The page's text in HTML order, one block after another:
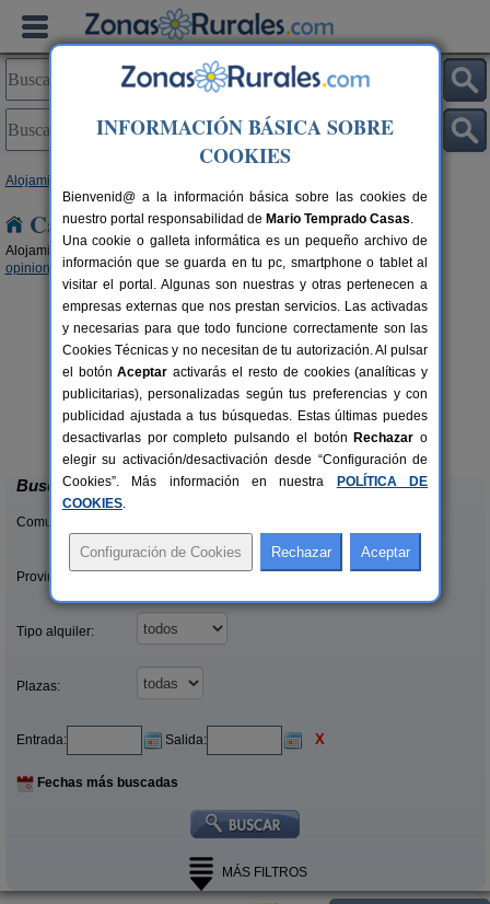
Alojamientos
Casas Rurales en Huesca
Alojamientos rurales para disfrutar del turismo rural en Huesca (
opiniones,9 con reserva online,5 con disponibilidad .)
6 pers.
desde25 €
Camping Alquézar
Alquézar (Huesca)
Buscar
Comunidades:
Provincias/Islas:
Tipo alquiler:
Plazas:
Entrada: Salida: X
Fechas más buscadas
MÁS FILTROS
INFORMACIÓN BÁSICA SOBRE
COOKIES
Bienvenid@ a la información básica sobre las cookies de
nuestro portal responsabilidad de Mario Temprado Casas.
Una cookie o galleta informática es un pequeño archivo de
información que se guarda en tu pc, smartphone o tablet al
visitar el portal. Algunas son nuestras y otras pertenecen a
empresas externas que nos prestan servicios. Las activadas
y necesarias para que todo funcione correctamente son las
Cookies Técnicas y no necesitan de tu autorización. Al pulsar
el botónAceptar activarás el resto de cookies (analíticas y
publicitarias), personalizadas según tus preferencias y con
publicidad ajustada a tus búsquedas. Estas últimas puedes
desactivarlas por completo pulsando el botón Rechazar o
elegir su activación/desactivación desde “Configuración de
Cookies”. Más información en nuestra
POLÍTICA DE
COOKIES.